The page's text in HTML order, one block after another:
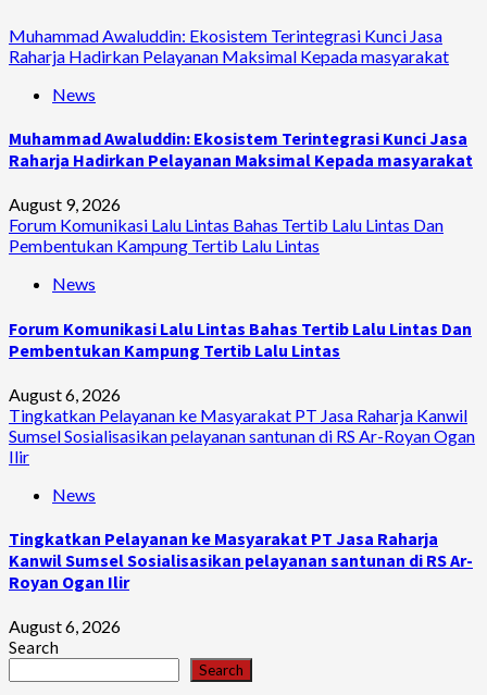
Muhammad Awaluddin: Ekosistem Terintegrasi Kunci Jasa
Raharja Hadirkan Pelayanan Maksimal Kepada masyarakat
News
Muhammad Awaluddin: Ekosistem Terintegrasi Kunci Jasa
Raharja Hadirkan Pelayanan Maksimal Kepada masyarakat
August 9, 2026
Forum Komunikasi Lalu Lintas Bahas Tertib Lalu Lintas Dan
Pembentukan Kampung Tertib Lalu Lintas
News
Forum Komunikasi Lalu Lintas Bahas Tertib Lalu Lintas Dan
Pembentukan Kampung Tertib Lalu Lintas
August 6, 2026
Tingkatkan Pelayanan ke Masyarakat PT Jasa Raharja Kanwil
Sumsel Sosialisasikan pelayanan santunan di RS Ar-Royan Ogan
Ilir
News
Tingkatkan Pelayanan ke Masyarakat PT Jasa Raharja
Kanwil Sumsel Sosialisasikan pelayanan santunan di RS Ar-
Royan Ogan Ilir
August 6, 2026
Search
Search